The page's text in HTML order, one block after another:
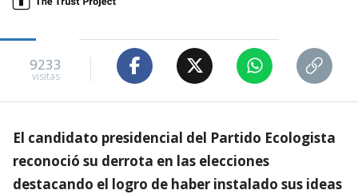
9233
visitas
El candidato presidencial del Partido Ecologista
reconoció su derrota en las elecciones
destacando el logro de haber instalado sus ideas